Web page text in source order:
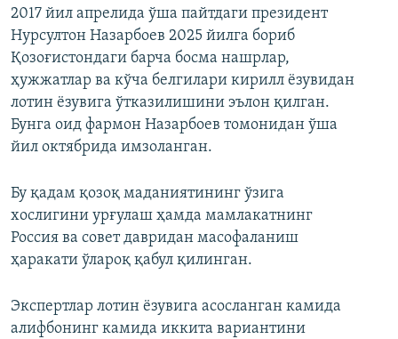
2017 йил апрелида ўша пайтдаги президент
Нурсултон Назарбоев 2025 йилга бориб
Қозоғистондаги барча босма нашрлар,
ҳужжатлар ва кўча белгилари кирилл ёзувидан
лотин ёзувига ўтказилишини эълон қилган.
Бунга оид фармон Назарбоев томонидан ўша
йил октябрида имзоланган.
Бу қадам қозоқ маданиятининг ўзига
хослигини урғулаш ҳамда мамлакатнинг
Россия ва совет давридан масофаланиш
ҳаракати ўлароқ қабул қилинган.
Экспертлар лотин ёзувига асосланган камида
алифбонинг камида иккита вариантини